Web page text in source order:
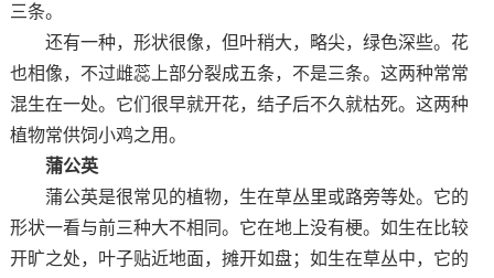
三条。
还有一种，形状很像，但叶稍大，略尖，绿色深些。花
也相像，不过雌蕊上部分裂成五条，不是三条。这两种常常
混生在一处。它们很早就开花，结子后不久就枯死。这两种
植物常供饲小鸡之用。
蒲公英
蒲公英是很常见的植物，生在草丛里或路旁等处。它的
形状一看与前三种大不相同。它在地上没有梗。如生在比较
开旷之处，叶子贴近地面，摊开如盘；如生在草丛中，它的